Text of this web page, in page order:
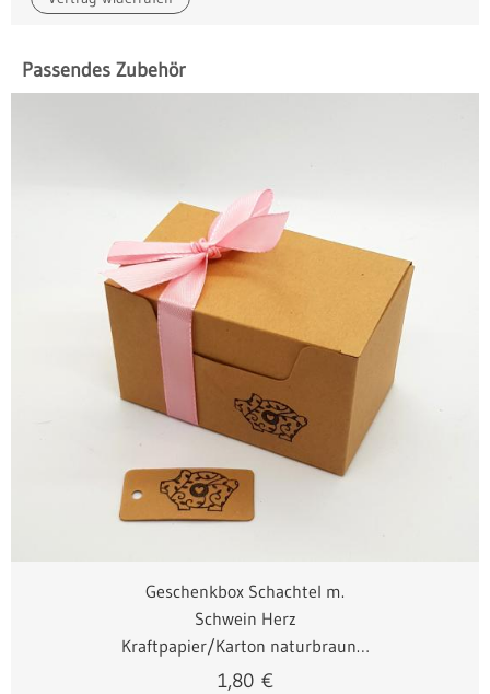
Passendes Zubehör
Geschenkbox Schachtel m.
Schwein Herz
Kraftpapier/Karton naturbraun…
1,80€